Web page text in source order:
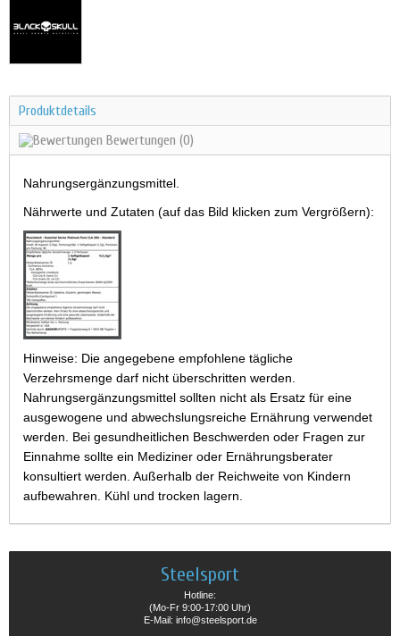
Produktdetails
Bewertungen (0)
Nahrungsergänzungsmittel.
Nährwerte und Zutaten (auf das Bild klicken zum Vergrößern):
Hinweise: Die angegebene empfohlene tägliche
Verzehrsmenge darf nicht überschritten werden.
Nahrungsergänzungsmittel sollten nicht als Ersatz für eine
ausgewogene und abwechslungsreiche Ernährung verwendet
werden. Bei gesundheitlichen Beschwerden oder Fragen zur
Einnahme sollte ein Mediziner oder Ernährungsberater
konsultiert werden. Außerhalb der Reichweite von Kindern
aufbewahren. Kühl und trocken lagern.
Steelsport
Hotline:
(Mo-Fr 9:00-17:00 Uhr)
E-Mail: info@steelsport.de